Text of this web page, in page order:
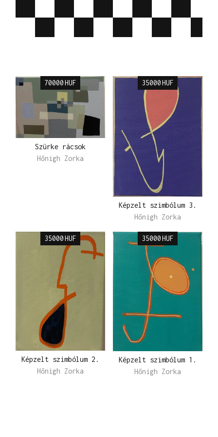
70000HUF
Szürke rácsok
Hőnigh Zorka
35000HUF
Képzelt szimbólum 3.
Hőnigh Zorka
35000HUF
Képzelt szimbólum 2.
Hőnigh Zorka
35000HUF
Képzelt szimbólum 1.
Hőnigh Zorka